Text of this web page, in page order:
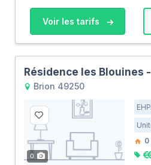
Voir les tarifs
Résidence les Blouines -
Brion 49250
0
0